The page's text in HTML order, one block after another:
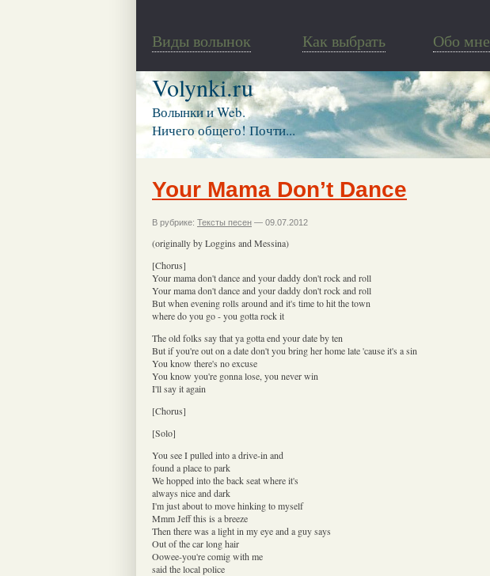
Виды волынок Как выбрать Обо мне
Volynki.ru
Волынки и Web.
Ничего общего! Почти...
Your Mama Don’t Dance
В рубрике: Тексты песен — 09.07.2012
(originally by Loggins and Messina)
[Chorus]
Your mama don't dance and your daddy don't rock and roll
Your mama don't dance and your daddy don't rock and roll
But when evening rolls around and it's time to hit the town
where do you go - you gotta rock it
The old folks say that ya gotta end your date by ten
But if you're out on a date don't you bring her home late 'cause it's a sin
You know there's no excuse
You know you're gonna lose, you never win
I'll say it again
[Chorus]
[Solo]
You see I pulled into a drive-in and
found a place to park
We hopped into the back seat where it's
always nice and dark
I'm just about to move hinking to myself
Mmm Jeff this is a breeze
Then there was a light in my eye and a guy says
Out of the car long hair
Oowee-you're comig with me
said the local police